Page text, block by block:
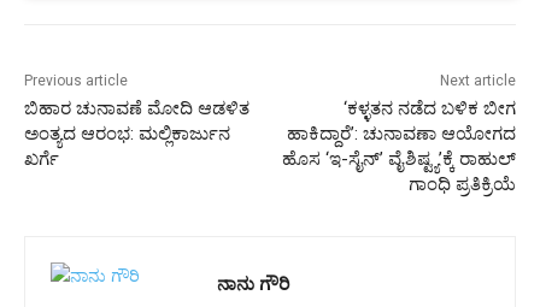
Previous article
ಬಿಹಾರ ಚುನಾವಣೆ ಮೋದಿ ಆಡಳಿತ
ಅಂತ್ಯದ ಆರಂಭ: ಮಲ್ಲಿಕಾರ್ಜುನ
ಖರ್ಗೆ
Next article
‘ಕಳ್ಳತನ ನಡೆದ ಬಳಿಕ ಬೀಗ
ಹಾಕಿದ್ದಾರೆ’: ಚುನಾವಣಾ ಆಯೋಗದ
ಹೊಸ ‘ಇ-ಸೈನ್’ ವೈಶಿಷ್ಟ್ಯ’ಕ್ಕೆ ರಾಹುಲ್
ಗಾಂಧಿ ಪ್ರತಿಕ್ರಿಯೆ
ನಾನು ಗೌರಿ